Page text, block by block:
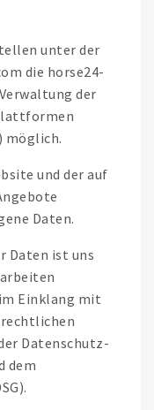
unter der
die horse24-
der
und der auf
Daten.
Daten ist uns
Einklang mit
Datenschutz-
dem